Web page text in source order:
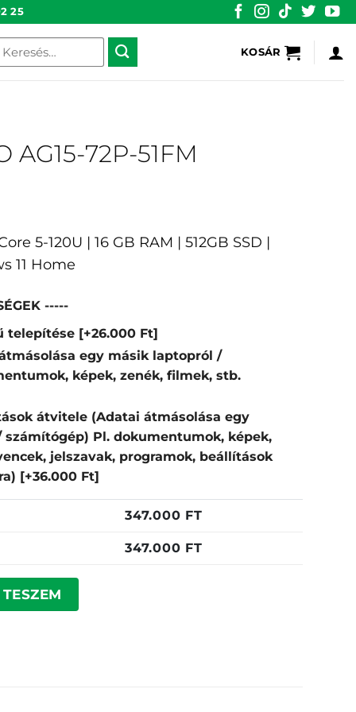
25
KOSÁR
AG15-72P-51FM
5-120U | 16 GB RAM | 512GB SSD |
11 Home
-----
telepítése [+26.000 Ft]
egy másik laptopról /
képek, zenék, filmek, stb.
átvitele (Adatai átmásolása egy
Pl. dokumentumok, képek,
jelszavak, programok, beállítások
[+36.000 Ft]
347.000 FT
347.000 FT
mennyiség